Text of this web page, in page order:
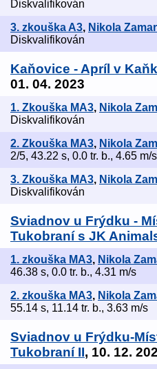
Diskvalifikován
3. zkouška A3, Nikola
Diskvalifikován
Kaňovice - Apríl v
01. 04. 2023
1. Zkouška MA3, Nikola
Diskvalifikován
2. Zkouška MA3, Nikola
2/5, 43.22 s, 0.0 tr. b., 4.65 m/s
3. Zkouška MA3, Nikola
Diskvalifikován
Sviadnov u Frýdku -
Tukobraní s JK
1. zkouška MA3, Nikola
46.38 s, 0.0 tr. b., 4.31 m/s
2. zkouška MA3, Nikola
55.14 s, 11.14 tr. b., 3.63 m/s
Sviadnov u Frýdku-
Tukobraní II, 10. 12.